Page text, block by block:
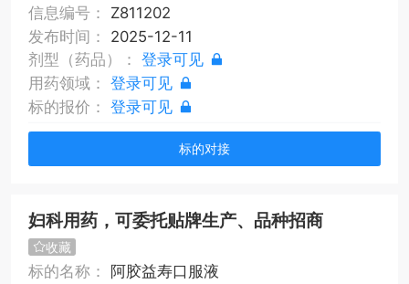
信息编号： Z811202
发布时间： 2025-12-11
剂型（药品）：登录可见
用药领域：登录可见
标的报价：登录可见
标的对接
妇科用药，可委托贴牌生产、品种招商
收藏
标的名称： 阿胶益寿口服液